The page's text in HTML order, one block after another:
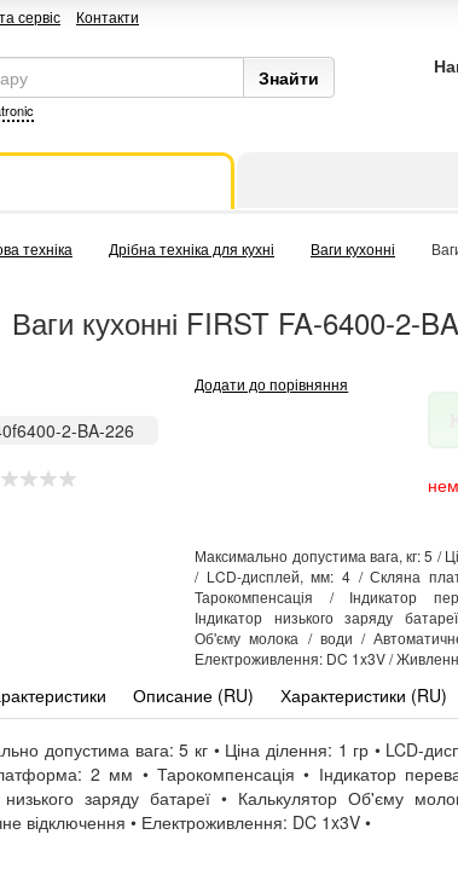
сервіс Контакти
техніка Дрібна техніка для кухні Ваги кухонні
Ваги кухонні FIRST FA-6400-2-BA
2-BA-226
Додати до порівняння
Максимально допустима вага, кг: 5 /
/ LCD-дисплей, мм: 4 / Скляна
Тарокомпенсація / Індикатор
Індикатор низького заряду
Об'єму молока / води /
Електроживлення: DC 1x3V /
Описание (RU) Характеристики (RU)
допустима вага: 5 кг • Ціна ділення: 1 гр • LCD-
2 мм • Тарокомпенсація • Індикатор
низького заряду батареї • Калькулятор Об'єму
відключення • Електроживлення: DC 1x3V •